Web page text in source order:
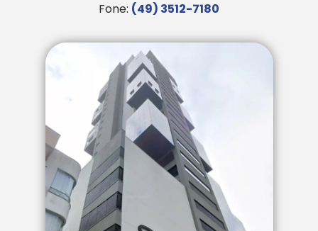
Fone: (49) 3512-7180